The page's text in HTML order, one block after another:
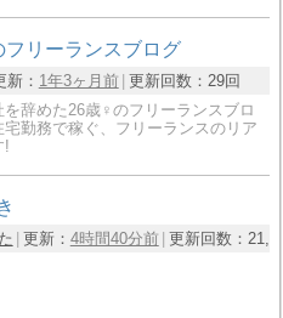
フリーランスブログ
新： 1年3ヶ月前 更新回数： 29回
を辞めた26歳♀のフリーランスブロ
勤務で稼ぐ、フリーランスのリア
!
更新： 4時間40分前 更新回数：